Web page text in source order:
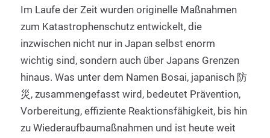
Im Laufe der Zeit wurden originelle Maßnahmen
zum Katastrophenschutz entwickelt, die
inzwischen nicht nur in Japan selbst enorm
wichtig sind, sondern auch über Japans Grenzen
hinaus. Was unter dem Namen Bosai, japanisch 防
災, zusammengefasst wird, bedeutet Prävention,
Vorbereitung, effiziente Reaktionsfähigkeit, bis hin
zu Wiederaufbaumaßnahmen und ist heute weit